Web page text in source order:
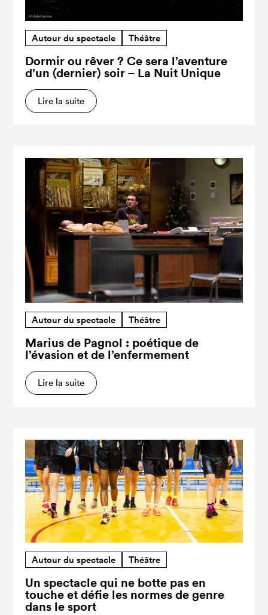
Autour du spectacle Théâtre
Dormir ou rêver ? Ce sera l’aventure
d’un (dernier) soir – La Nuit Unique
Lire la suite
Autour du spectacle Théâtre
Marius de Pagnol : poétique de
l’évasion et de l’enfermement
Lire la suite
Autour du spectacle Théâtre
Un spectacle qui ne botte pas en
touche et défie les normes de genre
dans le sport